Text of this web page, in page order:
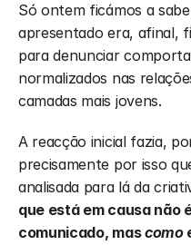
Só ontem ficámos a
apresentado era, afinal,
para denunciar
normalizados nas
camadas mais jovens.
A reacção inicial fazia,
precisamente por isso
analisada para lá da
que está em causa não
comunicado, mas como